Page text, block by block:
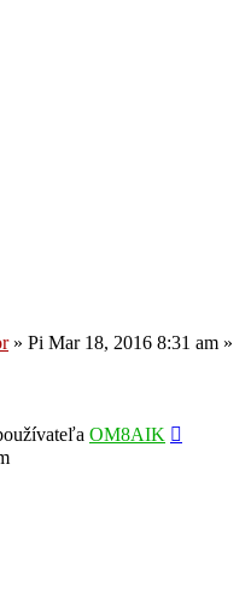
» Pi Mar 18, 2016 8:31 am »
OM8AIK